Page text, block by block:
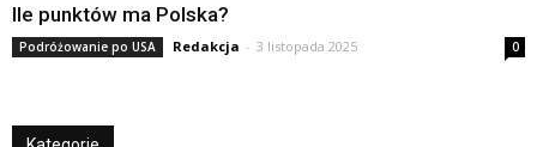
Ile punktów ma Polska?
Podróżowanie po USA Redakcja - 3 listopada 2025 0